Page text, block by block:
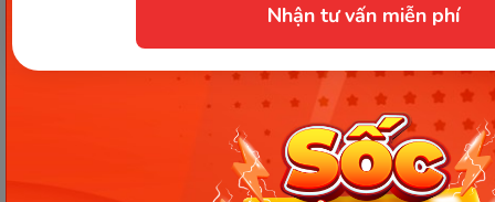
Nhận tư vấn miễn phí
Đồ chơi búp bê
Đồ chơi ngôi nhà búp bê đáng yêu, với thiết kế màu
sắc nổi bật phù hợp cho những bé gái từ 3-4 tuổi.